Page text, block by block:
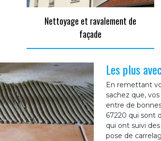
Nettoyage et ravalement de
façade
Les plus
En remettant
sachez que,
entre de
67220 qui sont
qui ont suivi
pose de